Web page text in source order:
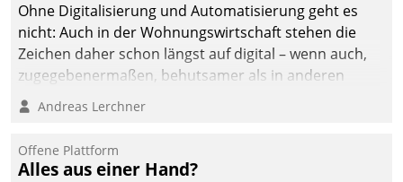
Ohne Digitalisierung und Automatisierung geht es
nicht: Auch in der Wohnungswirtschaft stehen die
Zeichen daher schon längst auf digital – wenn auch,
zugegebenermaßen, behutsamer als in anderen
Branchen.
Andreas Lerchner
Offene Plattform
Alles aus einer Hand?